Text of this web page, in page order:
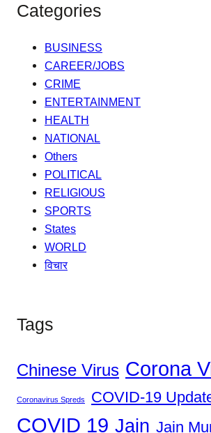
Categories
BUSINESS
CAREER/JOBS
CRIME
ENTERTAINMENT
HEALTH
NATIONAL
Others
POLITICAL
RELIGIOUS
SPORTS
States
WORLD
विचार
Tags
Chinese Virus Corona
Coronavirus Spreds COVID-19
COVID 19 Jain Jain